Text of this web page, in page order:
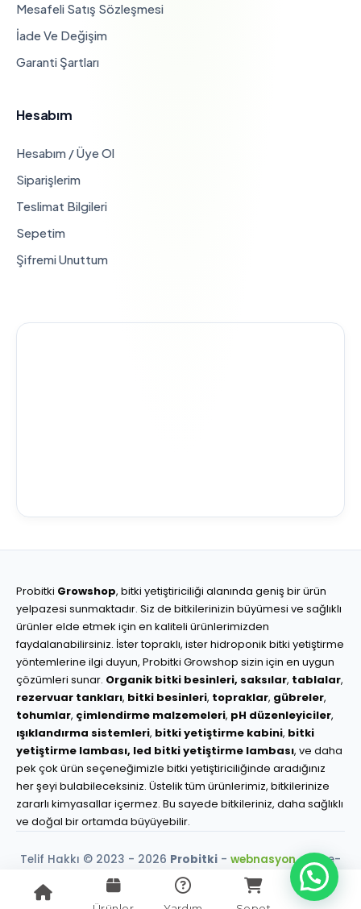
Mesafeli Satış Sözleşmesi
İade Ve Değişim
Garanti Şartları
Hesabım
Hesabım / Üye Ol
Siparişlerim
Teslimat Bilgileri
Sepetim
Şifremi Unuttum
Probitki Growshop, bitki yetiştiriciliği alanında geniş bir ürün
yelpazesi sunmaktadır. Siz de bitkilerinizin büyümesi ve sağlıklı
ürünler elde etmek için en kaliteli ürünlerimizden
faydalanabilirsiniz. İster topraklı, ister hidroponik bitki yetiştirme
yöntemlerine ilgi duyun, Probitki Growshop sizin için en uygun
çözümleri sunar. Organik bitki besinleri, saksılar, tablalar,
rezervuar tankları, bitki besinleri, topraklar, gübreler,
tohumlar, çimlendirme malzemeleri, pH düzenleyiciler,
ışıklandırma sistemleri, bitki yetiştirme kabini, bitki
yetiştirme lambası, led bitki yetiştirme lambası, ve daha
pek çok ürün seçeneğimizle bitki yetiştiriciliğinde aradığınız
her şeyi bulabileceksiniz. Üstelik tüm ürünlerimiz, bitkilerinize
zararlı kimyasallar içermez. Bu sayede bitkileriniz, daha sağlıklı
ve doğal bir ortamda büyüyebilir.
Telif Hakkı © 2023 - 2026 Probitki - webnasyon.come-
ticaret çözümleri.
256-Bit SSL Güvencesi